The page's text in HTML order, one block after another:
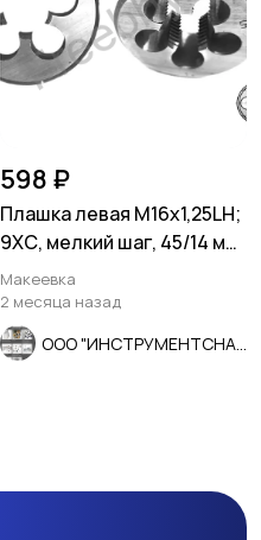
598 ₽
Плашка левая М16х1,25LH;
9ХС, мелкий шаг, 45/14 мм,
ГОСТ 7740-71.
Макеевка
2 месяца назад